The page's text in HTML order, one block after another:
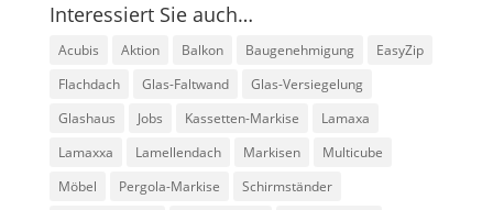
Interessiert Sie auch…
Acubis Aktion Balkon Baugenehmigung
EasyZip
Flachdach
Glas-Faltwand
Glas-Versiegelung
Glashaus
Jobs Kassetten-Markise
Lamaxa
Lamaxxa
Lamellendach Markisen
Multicube
Möbel
Pergola-Markise
Schirmständer